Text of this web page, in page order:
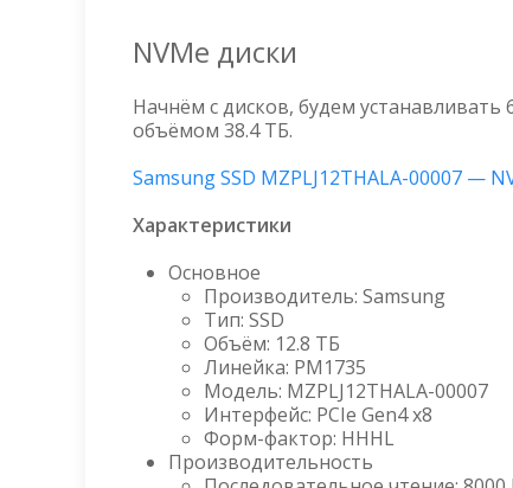
NVMe диски
Начнём с дисков, будем устанавливать
объёмом 38.4 ТБ.
Samsung SSD MZPLJ12THALA-00007 —
Характеристики
Основное
Производитель: Samsung
Тип: SSD
Объём: 12.8 ТБ
Линейка: PM1735
Модель: MZPLJ12THALA-00007
Интерфейс: PCIe Gen4 x8
Форм-фактор: HHHL
Производительность